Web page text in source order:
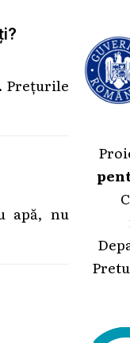
Prețurile
apă, nu